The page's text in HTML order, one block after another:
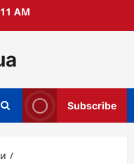
AM
Subscribe